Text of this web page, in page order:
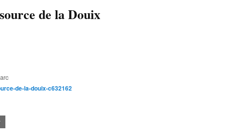
de la Douix
de-la-douix-c632162